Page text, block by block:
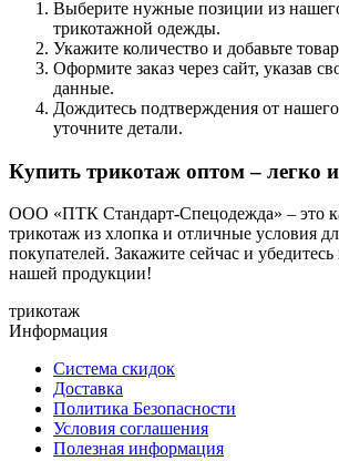
Выберите нужные позиции из
трикотажной одежды.
Укажите количество и добавьте
Оформите заказ через сайт, указав
данные.
Дождитесь подтверждения от
уточните детали.
Купить трикотаж оптом – легко
ООО «ПТК Стандарт-Спецодежда» – это
трикотаж из хлопка и отличные условия
покупателей. Закажите сейчас и
нашей продукции!
трикотаж
Информация
Система скидок
Доставка
Политика Безопасности
Условия соглашения
Полезная информация